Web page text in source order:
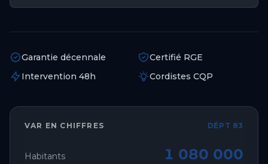
Garantie décennale
Certifié RGE
Intervention 48h
Cordistes CQP
VAR EN CHIFFRES DÉPT 83
Habitants 1 080 000